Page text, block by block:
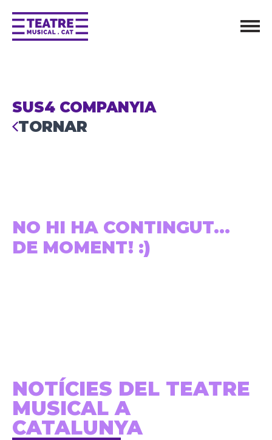
SUS4 COMPANYIA
TORNAR
NO HI HA CONTINGUT...
DE MOMENT! :)
NOTÍCIES DEL TEATRE
MUSICAL A
CATALUNYA